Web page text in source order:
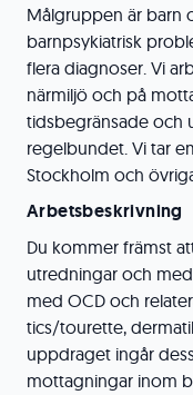
Målgruppen är barn
barnpsykiatrisk
flera diagnoser. Vi
närmiljö och på
tidsbegränsade och
regelbundet. Vi tar
Stockholm och
Arbetsbeskrivning
Du kommer främst
utredningar och
med OCD och
tics/tourette,
uppdraget ingår
mottagningar inom